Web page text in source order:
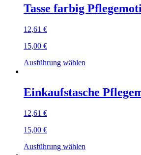
mehrere
Varianten
der
werden
Tasse farbig
12,61 €
15,00 €
Ausführung wählen
mehrere
Varianten
der
Einkaufstasche
12,61 €
15,00 €
Ausführung wählen